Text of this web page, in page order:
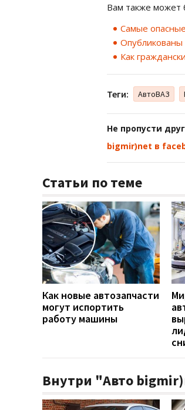
Вам также может
Самые
Опубликованы
Как
Теги: АвтоВАЗ
Не пропусти
bigmir)net в
Статьи по теме
Как новые автозапчасти
могут испортить
работу машины
Внутри "Авто